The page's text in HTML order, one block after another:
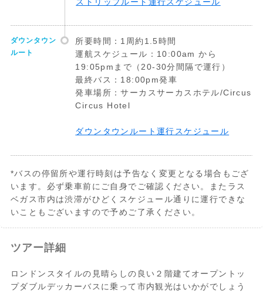
ストリップルート運行スケジュール
ダウンタウン
ルート
所要時間：1周約1.5時間
運航スケジュール：10:00am から
19:05pmまで（20-30分間隔で運行）
最終バス：18:00pm発車
発車場所：サーカスサーカスホテル/Circus
Circus Hotel
ダウンタウンルート運行スケジュール
*バスの停留所や運行時刻は予告なく変更となる場合もござ
います。必ず乗車前にご自身でご確認ください。またラス
ベガス市内は渋滞がひどくスケジュール通りに運行できな
いこともございますので予めご了承ください。
出発10分前ま
でに
ケットにお引換えください。
ツアー詳細
ロンドンスタイルの見晴らしの良い２階建てオープントッ
プダブルデッカーバスに乗って市内観光はいかがでしょう